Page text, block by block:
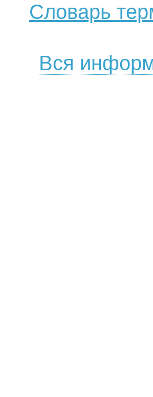
Словарь
Вся